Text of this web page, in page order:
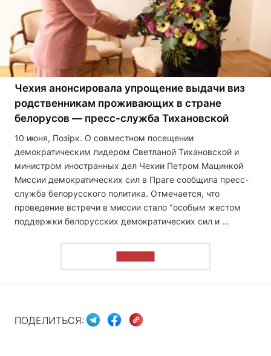
Чехия анонсировала упрощение выдачи виз
родственникам проживающих в стране
белорусов — пресс-служба Тихановской
10 июня, Позірк. О совместном посещении
демократическим лидером Светланой Тихановской и
министром иностранных дел Чехии Петром Мацинкой
Миссии демократических сил в Праге сообщила пресс-
служба белорусского политика. Отмечается, что
проведение встречи в миссии стало "особым жестом
поддержки белорусских демократических сил и …
ПОДЕЛИТЬСЯ: